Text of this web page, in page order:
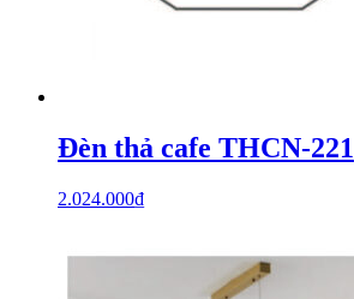
Đèn thả cafe THCN-221
2.024.000₫